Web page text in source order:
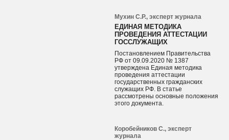
Мухин С.Р., эксперт журнала
ЕДИНАЯ МЕТОДИКА
ПРОВЕДЕНИЯ АТТЕСТАЦИИ
ГОССЛУЖАЩИХ
Постановлением Правительства
РФ от 09.09.2020 № 1387
утверждена Единая методика
проведения аттестации
государственных гражданских
служащих РФ. В статье
рассмотрены основные положения
этого документа.
Коробейников С., эксперт
журнала